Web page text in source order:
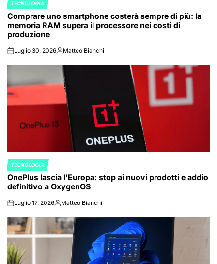
POSTED
IN
TECNOLOGIA
Comprare uno smartphone costerà sempre di più: la
memoria RAM supera il processore nei costi di
produzione
onLuglio 30, 2026Posted
Matteo Bianchi
POSTED
IN
TECNOLOGIA
OnePlus lascia l’Europa: stop ai nuovi prodotti e addio
definitivo a OxygenOS
onLuglio 17, 2026Posted
Matteo Bianchi